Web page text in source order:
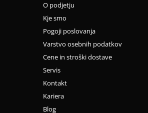
O podjetju
Kje smo
Pogoji poslovanja
Varstvo osebnih podatkov
Cene in stroški dostave
Servis
Kontakt
Kariera
Blog